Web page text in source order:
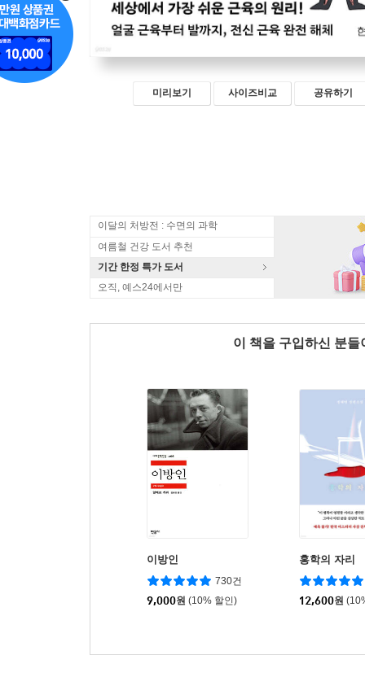
미리보기 사이즈비교 공유하기
이달의 처방전 : 수면의 과학
여름철 건강 도서 추천
기간 한정 특가 도서
오직, 예스24에서만
이 책을 구입하신 분
이방인
730건
9,000원 (10% 할인)
홍학의 자리
12,600원